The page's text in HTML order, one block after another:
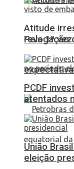
Pela 1ª
Atitude
revogação
PCDF
atentados
União
eleição